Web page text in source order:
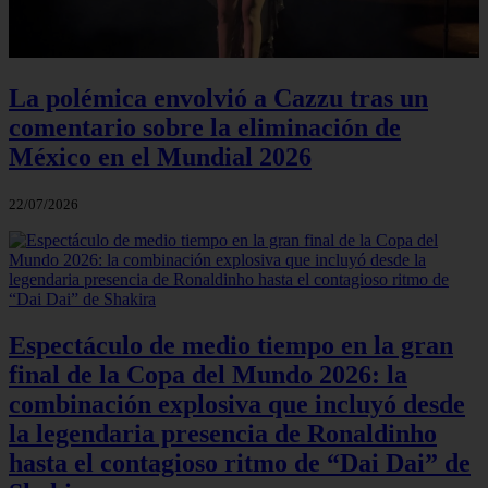
La polémica envolvió a Cazzu tras un
comentario sobre la eliminación de
México en el Mundial 2026
22/07/2026
Espectáculo de medio tiempo en la gran
final de la Copa del Mundo 2026: la
combinación explosiva que incluyó desde
la legendaria presencia de Ronaldinho
hasta el contagioso ritmo de “Dai Dai” de